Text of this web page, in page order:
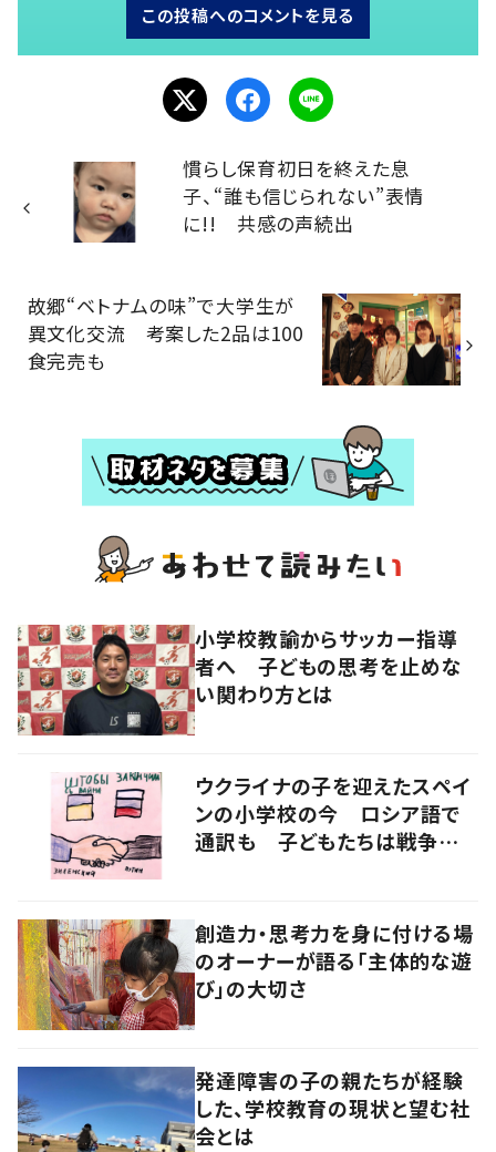
この投稿へのコメントを見る
慣らし保育初日を終えた息
子、“誰も信じられない”表情
に!! 共感の声続出
故郷“ベトナムの味”で大学生が
異文化交流 考案した2品は100
食完売も
小学校教諭からサッカー指導
者へ 子どもの思考を止めな
い関わり方とは
ウクライナの子を迎えたスペイ
ンの小学校の今 ロシア語で
通訳も 子どもたちは戦争をど
創造力・思考力を身に付ける場
のオーナーが語る「主体的な遊
び」の大切さ
発達障害の子の親たちが経験
した、学校教育の現状と望む社
会とは